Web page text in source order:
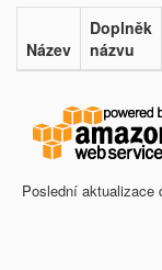
Název
Doplněk
názvu
Poslední aktualizace